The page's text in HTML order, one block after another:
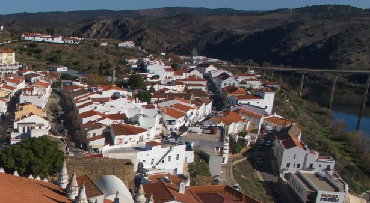
Mértola
Montemor-o-Novo
Monforte
Ourique
Santiago do Cacém
Vidigueira
ES
PT